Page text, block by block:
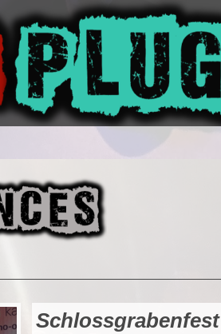
Schlossgrabenfest